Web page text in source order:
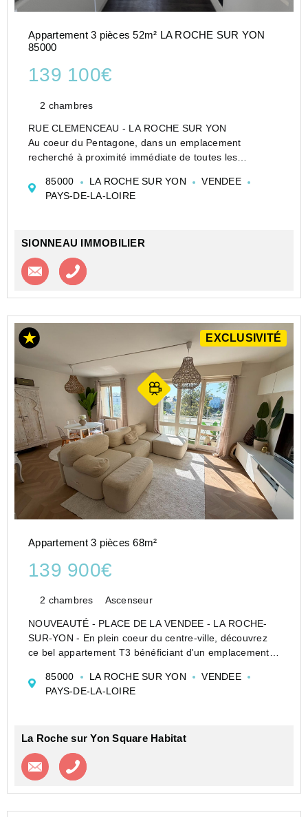
Appartement 3 pièces 52m² LA ROCHE SUR YON
85000
139 100€
2 chambres
RUE CLEMENCEAU - LA ROCHE SUR YON
Au coeur du Pentagone, dans un emplacement
recherché à proximité immédiate de toutes les
meublé de 53 m2 situé au deuxième étage d'un
immeuble bien entretenu.
85000 LA ROCHE SUR YON
VENDEE
PAYS-DE-LA-LOIRE
SIONNEAU IMMOBILIER
Contacter l'agence
EXCLUSIVITÉ
Appartement 3 pièces 68m²
139 900€
2 chambres Ascenseur
NOUVEAUTÉ - PLACE DE LA VENDEE - LA ROCHE-
SUR-YON - En plein coeur du centre-ville, découvrez
ce bel appartement T3 bénéficiant d'un emplacement
agréable et dynamique à proximité immédiate des
commerc...
85000 LA ROCHE SUR YON
VENDEE
PAYS-DE-LA-LOIRE
La Roche sur Yon Square Habitat
Contacter l'agence